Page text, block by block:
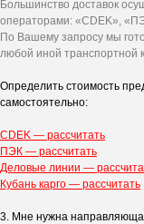
Большинство доставок
операторами: «CDEK»,
По Вашему запросу мы
любой иной транспортной
Определить стоимость
самостоятельно:
CDEK — рассчитать
ПЭК — рассчитать
Деловые линии —
Кубань карго — рассчитать
3. Мне нужна